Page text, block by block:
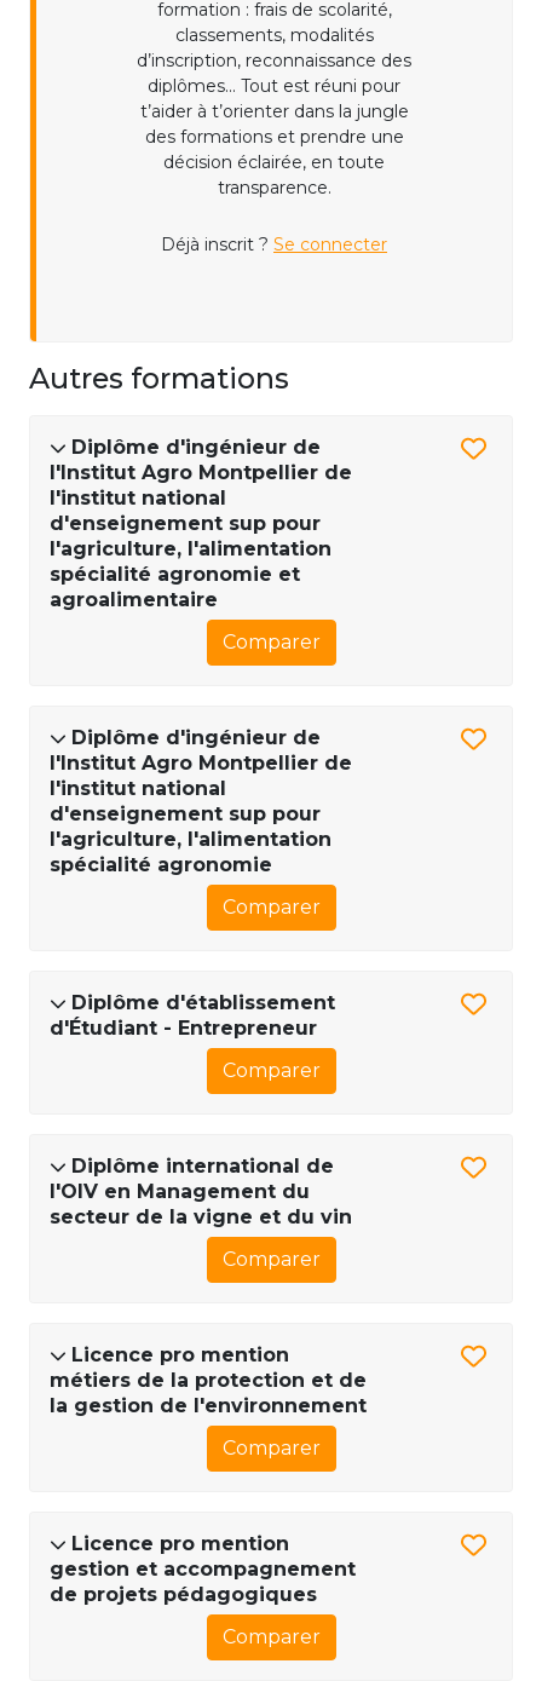
formation : frais de scolarité,
classements, modalités
d’inscription, reconnaissance des
diplômes... Tout est réuni pour
t’aider à t’orienter dans la jungle
des formations et prendre une
décision éclairée, en toute
transparence.
Déjà inscrit ? Se connecter
Autres formations
Diplôme d'ingénieur de
l'Institut Agro Montpellier de
l'institut national
d'enseignement sup pour
l'agriculture, l'alimentation
spécialité agronomie et
agroalimentaire
Comparer
Diplôme d'ingénieur de
l'Institut Agro Montpellier de
l'institut national
d'enseignement sup pour
l'agriculture, l'alimentation
spécialité agronomie
Comparer
Diplôme d'établissement
d'Étudiant - Entrepreneur
Comparer
Diplôme international de
l'OIV en Management du
secteur de la vigne et du vin
Comparer
Licence pro mention
métiers de la protection et de
la gestion de l'environnement
Comparer
Licence pro mention
gestion et accompagnement
de projets pédagogiques
Comparer